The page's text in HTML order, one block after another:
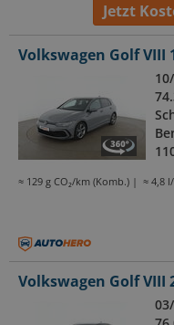
Jetzt
Volkswagen Golf VIII
≈ 129 g CO₂/km (Komb.) ≈ 4,8
Volkswagen Golf VIII